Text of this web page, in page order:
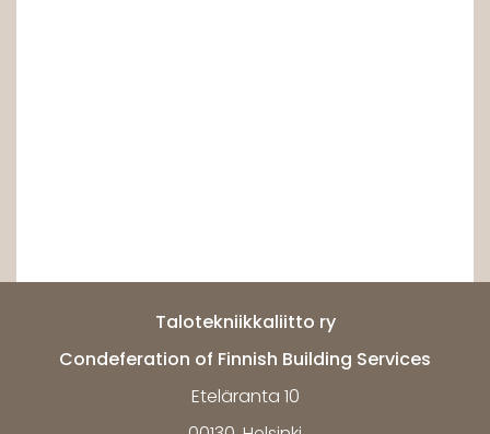
Talotekniikkaliitto ry
Condeferation of Finnish Building Services
Eteläranta 10